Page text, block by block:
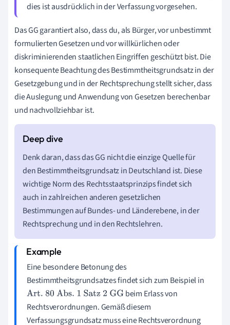
dies ist ausdrücklich in der Verfassung vorgesehen.
Das GG garantiert also, dass du, als Bürger, vor unbestimmt
formulierten Gesetzen und vor willkürlichen oder
diskriminierenden staatlichen Eingriffen geschützt bist. Die
konsequente Beachtung des Bestimmtheitsgrundsatz in der
Gesetzgebung und in der Rechtsprechung stellt sicher, dass
die Auslegung und Anwendung von Gesetzen berechenbar
und nachvollziehbar ist.
Denk daran, dass das GG nicht die einzige Quelle für
den Bestimmtheitsgrundsatz in Deutschland ist. Diese
wichtige Norm des Rechtsstaatsprinzips findet sich
auch in zahlreichen anderen gesetzlichen
Bestimmungen auf Bundes- und Länderebene, in der
Rechtsprechung und in den Rechtslehren.
Eine besondere Betonung des
Bestimmtheitsgrundsatzes findet sich zum Beispiel in
Art. 80 Abs. 1 Satz 2 GG
beim Erlass von
Rechtsverordnungen. Gemäß diesem
Verfassungsgrundsatz muss eine Rechtsverordnung